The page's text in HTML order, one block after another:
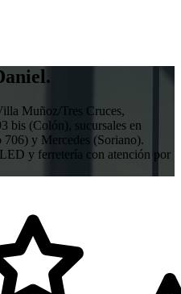
Muñoz/Tres Cruces,
bis (Colón), sucursales en
y Mercedes (Soriano).
y ferretería con atención por